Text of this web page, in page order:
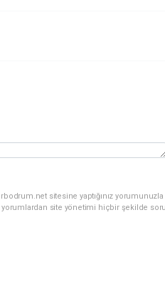
sitesine yaptığınız
yorumlardan site yönetimi hiçbir şekilde